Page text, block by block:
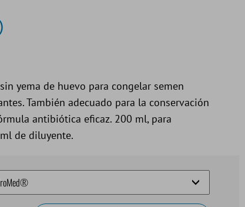
yema de huevo para congelar semen
También adecuado para la conservación
antibiótica eficaz. 200 ml, para
de diluyente.